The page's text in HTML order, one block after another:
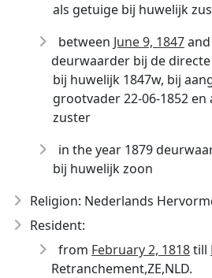
als getuige bij huwelijk
between June 9, 1847and
deurwaarder bij de
bij huwelijk 1847w, bij
grootvader 22-06-1852
zuster
in the year 1879
bij huwelijk zoon
Religion: Nederlands
Resident:
from February 2, 1818till
Retranchement,ZE,NLD.